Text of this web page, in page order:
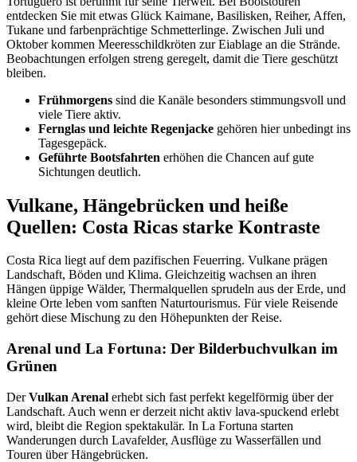
entdecken Sie mit etwas Glück Kaimane, Basilisken, Reiher, Affen,
Tukane und farbenprächtige Schmetterlinge. Zwischen Juli und
Oktober kommen Meeresschildkröten zur Eiablage an die Strände.
Beobachtungen erfolgen streng geregelt, damit die Tiere geschützt
bleiben.
Frühmorgens sind die Kanäle besonders stimmungsvoll und
viele Tiere aktiv.
Fernglas und leichte Regenjacke gehören hier unbedingt ins
Tagesgepäck.
Geführte Bootsfahrten erhöhen die Chancen auf gute
Sichtungen deutlich.
Vulkane, Hängebrücken und heiße
Quellen: Costa Ricas starke Kontraste
Costa Rica liegt auf dem pazifischen Feuerring. Vulkane prägen
Landschaft, Böden und Klima. Gleichzeitig wachsen an ihren
Hängen üppige Wälder, Thermalquellen sprudeln aus der Erde, und
kleine Orte leben vom sanften Naturtourismus. Für viele Reisende
gehört diese Mischung zu den Höhepunkten der Reise.
Arenal und La Fortuna: Der Bilderbuchvulkan im
Grünen
DerVulkan Arenal erhebt sich fast perfekt kegelförmig über der
Landschaft. Auch wenn er derzeit nicht aktiv lava-spuckend erlebt
wird, bleibt die Region spektakulär. In La Fortuna starten
Wanderungen durch Lavafelder, Ausflüge zu Wasserfällen und
Touren über Hängebrücken.